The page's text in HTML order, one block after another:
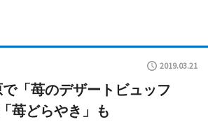
2019.03.21
「苺のデザートビュッフ
苺どらやき」も